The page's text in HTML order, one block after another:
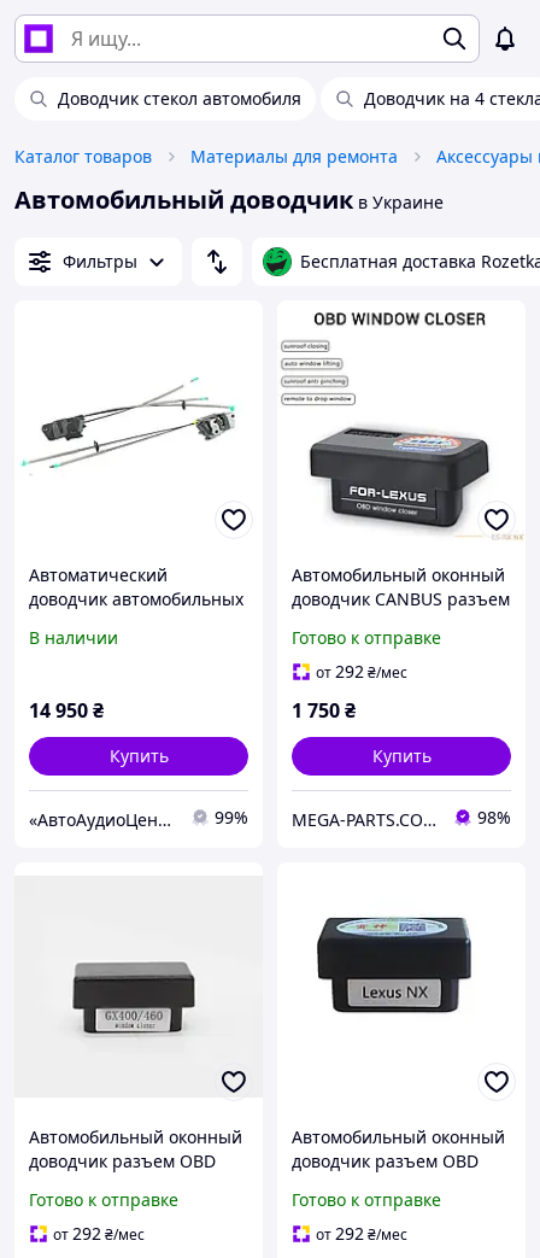
Доводчик стекол автомобиля Доводчик на 4
Каталог товаров Материалы для ремонта
Автомобильный доводчик в Украине
Фильтры Бесплатная доставка
Автоматический
доводчик автомобильных
задние двери)
В наличии
14 950₴
Купить
«АвтоАудиоЦентр» 99%
Автомобильный оконный
доводчик CANBUS разъем
закрытие окна для Lexus
RX годов 10-15
Готово к отправке
от292₴/мес
1 750₴
Купить
MEGA-PARTS.COM.UA 98%
Автомобильный оконный
доводчик разъем OBD
автомобилей Lexus GX
GX400/GX460 2010-2019
Готово к отправке
от292₴/мес
Автомобильный оконный
доводчик разъем OBD
автомобилей Lexus NX
2010-2016
Готово к отправке
от292₴/мес